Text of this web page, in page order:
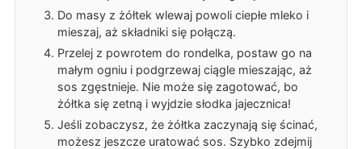
Do masy z żółtek wlewaj powoli ciepłe mleko i
mieszaj, aż składniki się połączą.
Przelej z powrotem do rondelka, postaw go na
małym ogniu i podgrzewaj ciągle mieszając, aż
sos zgęstnieje. Nie może się zagotować, bo
żółtka się zetną i wyjdzie słodka jajecznica!
Jeśli zobaczysz, że żółtka zaczynają się ścinać,
możesz jeszcze uratować sos. Szybko zdejmij